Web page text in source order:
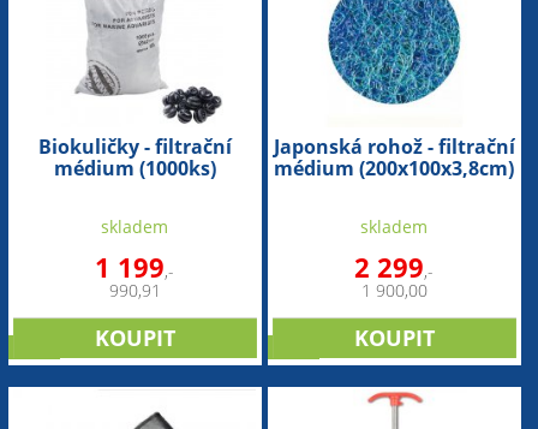
Biokuličky - filtrační
médium (1000ks)
skladem
1 199,-
990,91
Japonská rohož - filtrační
médium (200x100x3,8cm)
skladem
2 299,-
1 900,00